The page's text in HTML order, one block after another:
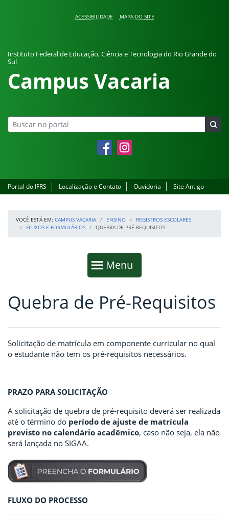
ACESSIBILIDADE MAPA DO SITE
Instituto Federal de Educação, Ciência e Tecnologia do Rio Grande do
Sul
Campus Vacaria
FacebookInstagram
Portal do IFRS Localização e Contato Ouvidoria Site Antigo
VOCÊ ESTÁ EM: CAMPUS VACARIA ENSINO
REGISTROS ESCOLARES
FLUXOS E FORMULÁRIOS
QUEBRA DE PRÉ-REQUISITOS
Mostrar
Menu
Fim da navegação
Início do conteúdo
Quebra de Pré-Requisitos
Solicitação de matrícula em componente curricular no qual
o estudante não tem os pré-requisitos necessários.
PRAZO PARA SOLICITAÇÃO
A solicitação de quebra de pré-requisito deverá ser realizada
até o término do período de ajuste de matrícula
previsto no calendário acadêmico, caso não seja, ela não
será lançada no SIGAA.
FLUXO DO PROCESSO